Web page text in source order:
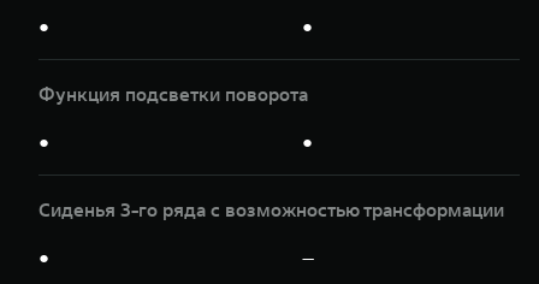
● ●
Функция подсветки поворота
● ●
Сиденья 3-го ряда с возможностью трансформации
● —